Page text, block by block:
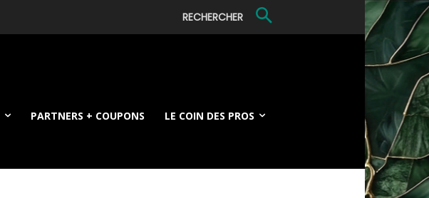
RECHERCHER
PARTNERS + COUPONS LE COIN DES PROS